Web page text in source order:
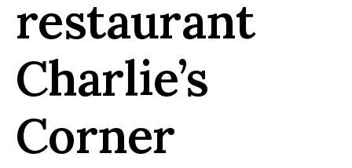
restaurant
Charlie’s
Corner